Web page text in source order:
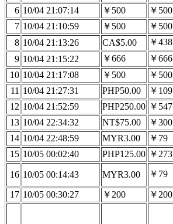
6 10/04 21:07:14 ￥500 ￥500
7 10/04 21:10:59 ￥500 ￥500
8 10/04 21:13:26 CA$5.00 ￥438
9 10/04 21:15:22 ￥666 ￥666
10 10/04 21:17:08 ￥500 ￥500
11 10/04 21:27:31 PHP50.00 ￥109
12 10/04 21:52:59 PHP250.00 ￥547
13 10/04 22:34:32 NT$75.00 ￥300
14 10/04 22:48:59 MYR3.00 ￥79
15 10/05 00:02:40 PHP125.00 ￥273
16 10/05 00:14:43 MYR3.00 ￥79
17 10/05 00:30:27 ￥200 ￥200